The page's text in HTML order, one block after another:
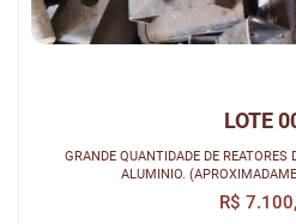
LOTE
GRANDE QUANTIDADE DE
ALUMINIO.
R$